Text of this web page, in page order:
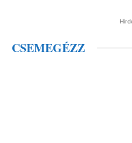
CSEMEGÉZZ